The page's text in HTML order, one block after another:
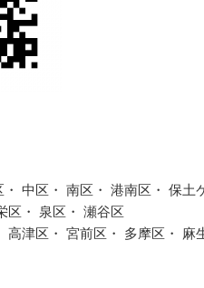
中区・ 南区・ 港南区・ 保土
区・ 泉区・ 瀬谷区
津区・ 宮前区・ 多摩区・ 麻